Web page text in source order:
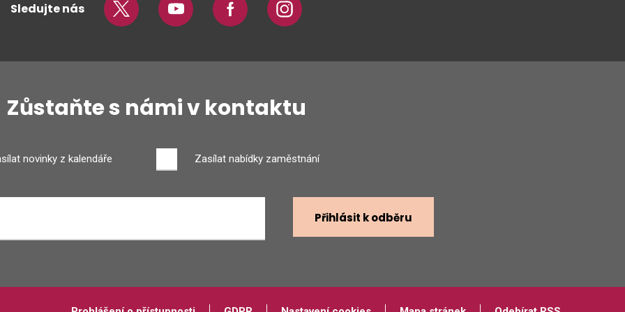
Sledujte nás Twitter Youtube Facebook Instagram
Zůstaňte s námi v kontaktu
novinky z kalendáře Zasílat nabídky zaměstnání
Přihlásit k odběru